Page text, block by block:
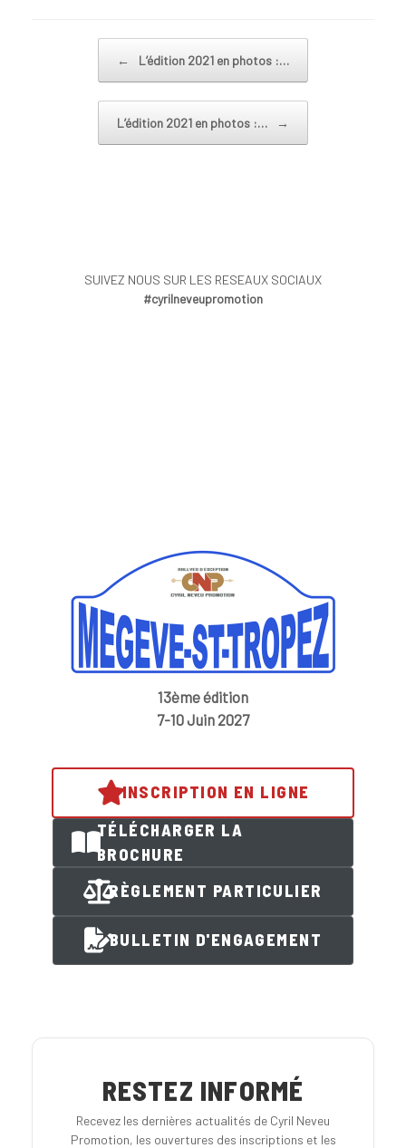
← L’édition 2021 en photos :…
L’édition 2021 en photos :… →
SUIVEZ NOUS SUR LES RESEAUX SOCIAUX
#cyrilneveupromotion
13ème édition
7-10 Juin 2027
INSCRIPTION EN LIGNE
TÉLÉCHARGER LA
BROCHURE
RÈGLEMENT PARTICULIER
BULLETIN D'ENGAGEMENT
RESTEZ INFORMÉ
Recevez les dernières actualités de Cyril Neveu
Promotion, les ouvertures des inscriptions et les